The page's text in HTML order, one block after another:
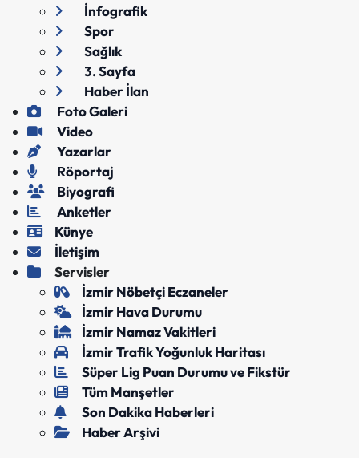
İnfografik
Spor
Sağlık
3. Sayfa
Haber İlan
Foto Galeri
Video
Yazarlar
Röportaj
Biyografi
Anketler
Künye
İletişim
Servisler
İzmir Nöbetçi Eczaneler
İzmir Hava Durumu
İzmir Namaz Vakitleri
İzmir Trafik Yoğunluk Haritası
Süper Lig Puan Durumu ve Fikstür
Tüm Manşetler
Son Dakika Haberleri
Haber Arşivi